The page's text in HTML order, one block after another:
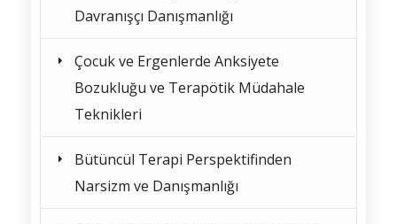
Davranışçı Danışmanlığı
Çocuk ve Ergenlerde Anksiyete
Bozukluğu ve Terapötik Müdahale
Teknikleri
Bütüncül Terapi Perspektifinden
Narsizm ve Danışmanlığı